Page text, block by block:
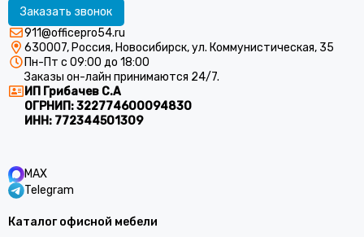
Заказать звонок
911@officepro54.ru
630007, Россия, Новосибирск, ул. Коммунистическая, 35
Пн-Пт с 09:00 до 18:00
Заказы он-лайн принимаются 24/7.
ИП Грибачев С.А
ОГРНИП:322774600094830
ИНН: 772344501309
MAX
Telegram
Каталог офисной мебели